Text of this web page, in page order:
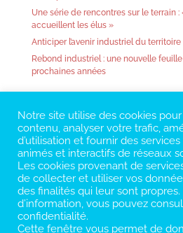
Une série de rencontres sur le terrain
accueillent les élus »
Anticiper l’avenir industriel du territoire
Rebond industriel : une nouvelle
prochaines années
Notre site utilise des cookies
contenu, analyser votre trafic,
d’utilisation et fournir des
animés et interactifs de réseaux
Les cookies provenant de
de collecter et utiliser vos
des finalités qui leur sont propres.
d’information, vous pouvez
confidentialité.
Cette fenêtre vous permet de